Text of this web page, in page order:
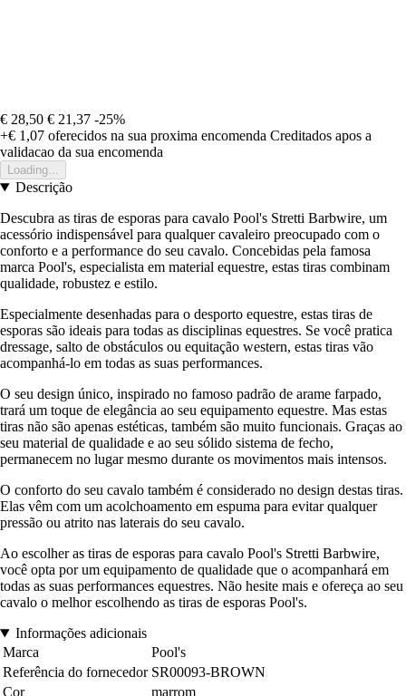
€ 28,50 € 21,37 -25%
+€ 1,07 oferecidos na sua proxima encomenda Creditados apos a
validacao da sua encomenda
Loading...
Descrição
Descubra as tiras de esporas para cavalo Pool's Stretti Barbwire, um
acessório indispensável para qualquer cavaleiro preocupado com o
conforto e a performance do seu cavalo. Concebidas pela famosa
marca Pool's, especialista em material equestre, estas tiras combinam
qualidade, robustez e estilo.
Especialmente desenhadas para o desporto equestre, estas tiras de
esporas são ideais para todas as disciplinas equestres. Se você pratica
dressage, salto de obstáculos ou equitação western, estas tiras vão
acompanhá-lo em todas as suas performances.
O seu design único, inspirado no famoso padrão de arame farpado,
trará um toque de elegância ao seu equipamento equestre. Mas estas
tiras não são apenas estéticas, também são muito funcionais. Graças ao
seu material de qualidade e ao seu sólido sistema de fecho,
permanecem no lugar mesmo durante os movimentos mais intensos.
O conforto do seu cavalo também é considerado no design destas tiras.
Elas vêm com um acolchoamento em espuma para evitar qualquer
pressão ou atrito nas laterais do seu cavalo.
Ao escolher as tiras de esporas para cavalo Pool's Stretti Barbwire,
você opta por um equipamento de qualidade que o acompanhará em
todas as suas performances equestres. Não hesite mais e ofereça ao seu
cavalo o melhor escolhendo as tiras de esporas Pool's.
Informações adicionais
Marca
Pool's
Referência do fornecedor SR00093-BROWN
Cor
marrom